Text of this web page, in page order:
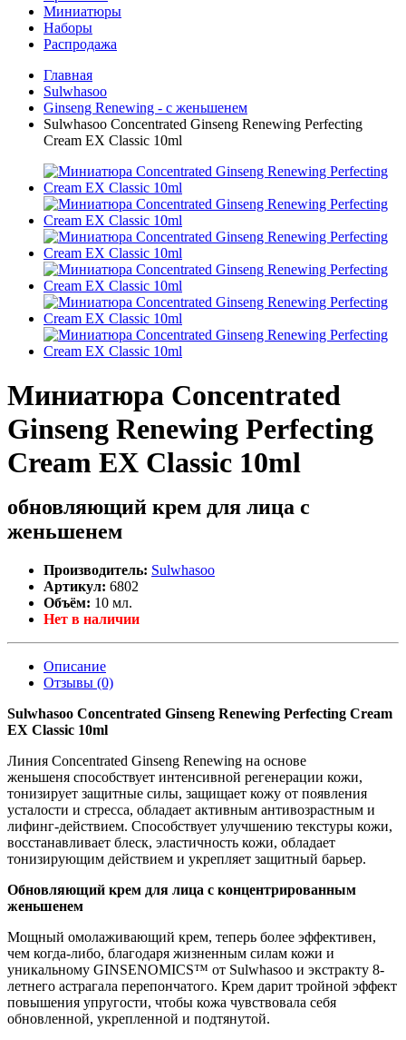
Миниатюры
Наборы
Распродажа
Главная
Sulwhasoo
Ginseng Renewing - с женьшенем
Sulwhasoo Concentrated Ginseng Renewing Perfecting
Cream EX Classic 10ml
Миниатюра Concentrated
Ginseng Renewing Perfecting
Cream EX Classic 10ml
обновляющий крем для лица с
женьшенем
Производитель: Sulwhasoo
Артикул: 6802
Объём: 10 мл.
Нет в наличии
Описание
Отзывы (0)
Sulwhasoo Concentrated Ginseng Renewing Perfecting Cream
EX Classic 10ml
Линия Concentrated Ginseng Renewing на основе
женьшеня способствует интенсивной регенерации кожи,
тонизирует защитные силы, защищает кожу от появления
усталости и стресса, обладает активным антивозрастным и
лифинг-действием. Способствует улучшению текстуры кожи,
восстанавливает блеск, эластичность кожи, обладает
тонизирующим действием и укрепляет защитный барьер.
Обновляющий крем для лица с концентрированным
женьшенем
Мощный омолаживающий крем, теперь более эффективен,
чем когда-либо, благодаря жизненным силам кожи и
уникальному GINSENOMICS™ от Sulwhasoo и экстракту 8-
летнего астрагала перепончатого. Крем дарит тройной эффект
повышения упругости, чтобы кожа чувствовала себя
обновленной, укрепленной и подтянутой.